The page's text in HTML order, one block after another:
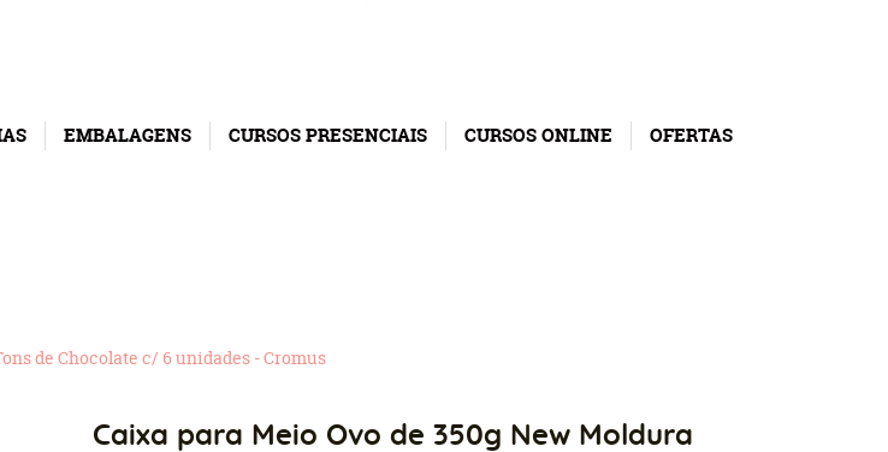
EMBALAGENS CURSOS PRESENCIAIS CURSOS ONLINE OFERTAS
de Chocolate c/ 6 unidades - Cromus
Caixa para Meio Ovo de 350g New Moldura